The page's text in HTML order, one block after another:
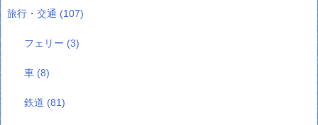
旅行・交通 (107)
フェリー (3)
車 (8)
鉄道 (81)